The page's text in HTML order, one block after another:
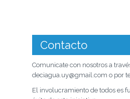
Contacto
Comunicate con nosotros a
deciagua.uy@gmail.com o por
El involucramiento de todos es